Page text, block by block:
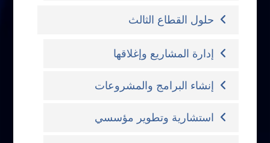
حلول القطاع الثالث
إدارة المشاريع وإغلاقها
إنشاء البرامج والمشروعات
استشارية وتطوير مؤسسي